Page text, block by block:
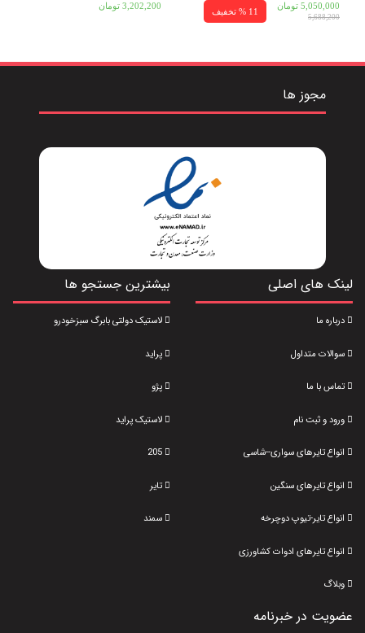
5,050,000 تومان
5,688,200
11 % تخفیف
3,202,200 تومان
مجوز ها
لینک های اصلی
درباره ما
سوالات متداول
تماس با ما
ورود و ثبت نام
انواع تایرهای سواری--شاسی
انواع تایرهای سنگین
انواع تایر-تیوپ دوچرخه
انواع تایرهای ادوات کشاورزی
وبلاگ
بیشترین جستجو ها
لاستیک دولتی بابرگ سبزخودرو
پراید
پژو
لاستیک پراید
205
تایر
سمند
عضویت در خبرنامه